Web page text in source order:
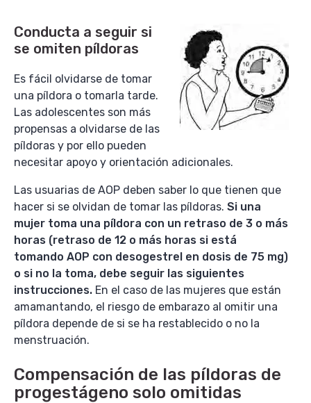
Conducta a seguir si
se omiten píldoras
Es fácil olvidarse de tomar
una píldora o tomarla tarde.
Las adolescentes son más
propensas a olvidarse de las
píldoras y por ello pueden
necesitar apoyo y orientación adicionales.
Las usuarias de AOP deben saber lo que tienen que
hacer si se olvidan de tomar las píldoras. Si una
mujer toma una píldora con un retraso de 3 o más
horas (retraso de 12 o más horas si está
tomando AOP con desogestrel en dosis de 75 mg)
o si no la toma, debe seguir las siguientes
instrucciones. En el caso de las mujeres que están
amamantando, el riesgo de embarazo al omitir una
píldora depende de si se ha restablecido o no la
menstruación.
Compensación de las píldoras de
progestágeno solo omitidas